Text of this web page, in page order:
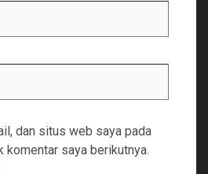
dan situs web saya pada
komentar saya berikutnya.